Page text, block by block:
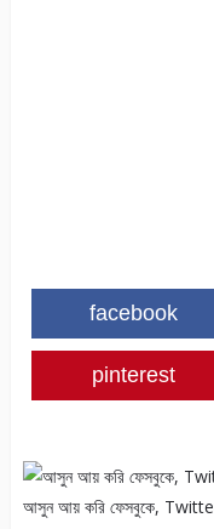
facebook
pinterest
আসুন আয় করি ফেসবুকে, Twitter